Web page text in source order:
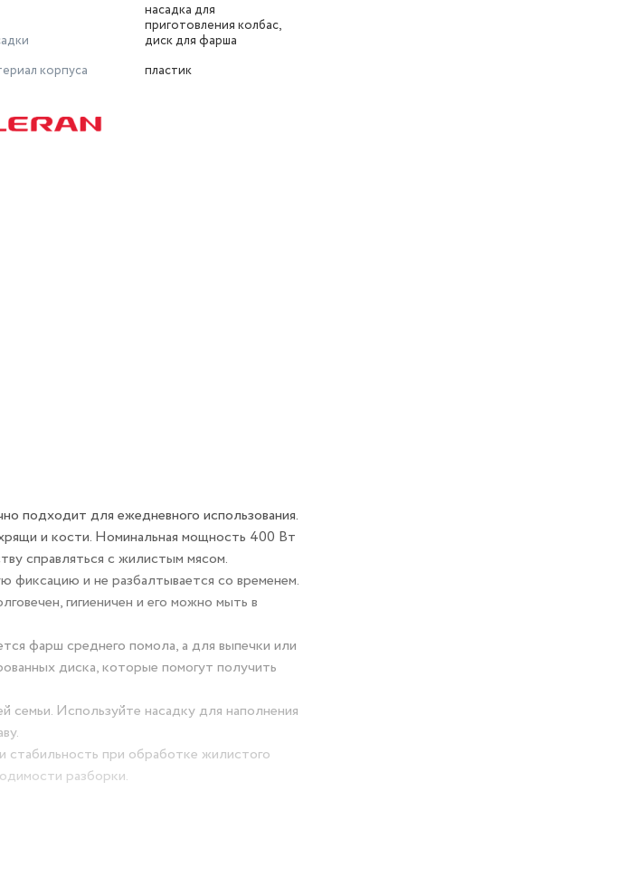
насадка для
приготовления колбас,
диск для фарша
корпуса
пластик
подходит для ежедневного использования.
и кости. Номинальная мощность 400 Вт
справляться с жилистым мясом.
фиксацию и не разбалтывается со временем.
гигиеничен и его можно мыть в
фарш среднего помола, а для выпечки или
диска, которые помогут получить
Используйте насадку для наполнения
при обработке жилистого
разборки.
защита от перегрева и
увеличат срок его службы.